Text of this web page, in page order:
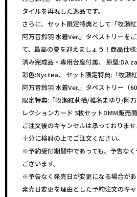
タイルを再現した逸品です。
さらに、セット限定特典として「牧瀬
阿万音鈴羽 水着Ver.」タペストリーを
て、最高の夏を迎えましょう！商品仕
済み完成品・専用台座付属、 原型:DA
彩色:Nyctea、 セット限定特典:「牧瀬
阿万音鈴羽 水着Ver.」タペストリー（
限定特典:「牧瀬紅莉栖/椎名まゆり/阿
レクションカード 3枚セットDMM販売
ご注文後のキャンセルは承っておりませ
十分に検討の上でご注文ください。
※予約受付期間中であっても、予告な
ございます。
※予告なく発売日が変更になる場合があ
発売日変更を理由とした予約注文のキ